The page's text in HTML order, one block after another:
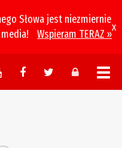
Słowa jest niezmiernie
Wspieram TERAZ »
x